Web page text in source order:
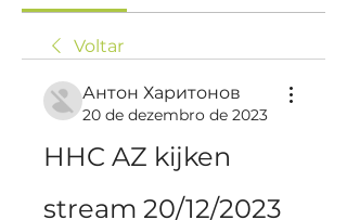
Voltar
Антон Харитонов
20 de dezembro de 2023
HHC AZ kijken
stream 20/12/2023